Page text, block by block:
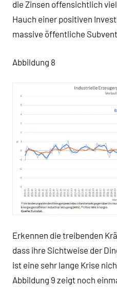
die Zinsen offensichtlich
Hauch einer positiven
massive öffentliche
Abbildung 8
Erkennen die treibenden
dass ihre Sichtweise der
ist eine sehr lange Krise
Abbildung 9 zeigt noch